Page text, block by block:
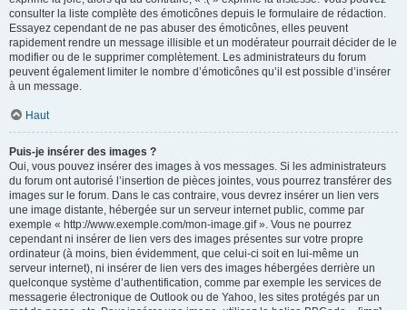
consulter la liste complète des émoticônes depuis le formulaire de rédaction.
Essayez cependant de ne pas abuser des émoticônes, elles peuvent
rapidement rendre un message illisible et un modérateur pourrait décider de le
modifier ou de le supprimer complètement. Les administrateurs du forum
peuvent également limiter le nombre d’émoticônes qu’il est possible d’insérer
à un message.
Haut
Puis-je insérer des images ?
Oui, vous pouvez insérer des images à vos messages. Si les administrateurs
du forum ont autorisé l’insertion de pièces jointes, vous pourrez transférer des
images sur le forum. Dans le cas contraire, vous devrez insérer un lien vers
une image distante, hébergée sur un serveur internet public, comme par
exemple « http://www.exemple.com/mon-image.gif ». Vous ne pourrez
cependant ni insérer de lien vers des images présentes sur votre propre
ordinateur (à moins, bien évidemment, que celui-ci soit en lui-même un
serveur internet), ni insérer de lien vers des images hébergées derrière un
quelconque système d’authentification, comme par exemple les services de
messagerie électronique de Outlook ou de Yahoo, les sites protégés par un